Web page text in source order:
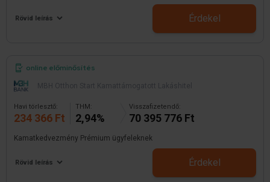
Rövid leírás Érdekel
online előminősítés
Havi törlesztő:
234 366 Ft
THM:
2,94%
Visszafizetendő:
70 395 776 Ft
Kamatkedvezmény Prémium ügyfeleknek
Rövid leírás Érdekel